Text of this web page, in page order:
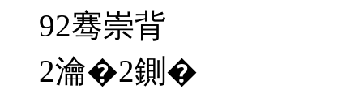
92骞崇背
2瀹�2鍘�